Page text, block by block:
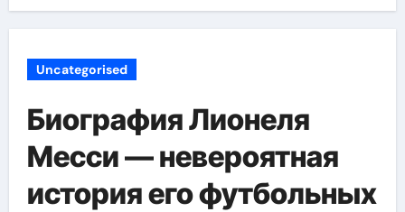
Uncategorised
Биография Лионеля
Месси — невероятная
история его футбольных